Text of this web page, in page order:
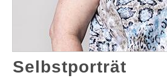
Selbstporträt